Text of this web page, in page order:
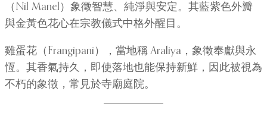
（Nil Manel）象徵智慧、純淨與安定。其藍紫色外瓣
與金黃色花心在宗教儀式中格外醒目。
雞蛋花（Frangipani），當地稱 Araliya，象徵奉獻與永
恆。其香氣持久，即使落地也能保持新鮮，因此被視為
不朽的象徵，常見於寺廟庭院。